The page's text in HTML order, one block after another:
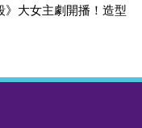
》大女主劇開播！造型